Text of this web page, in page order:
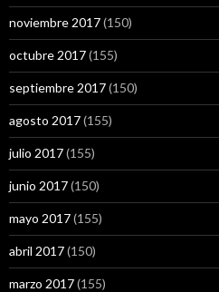
noviembre 2017(150)
octubre 2017(155)
septiembre 2017(150)
agosto 2017(155)
julio 2017(155)
junio 2017(150)
mayo 2017(155)
abril 2017(150)
marzo 2017(155)